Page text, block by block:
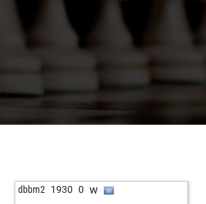
dbbm2 1930 0 w